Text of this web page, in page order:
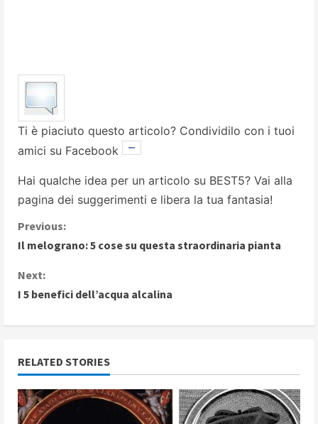
Ti è piaciuto questo articolo? Condividilo con i tuoi
amici su Facebook
Hai qualche idea per un articolo su BEST5? Vai alla
pagina dei suggerimenti e libera la tua fantasia!
C
n
t
n
u
Previous:
Il melograno: 5 cose su questa straordinaria pianta
Next:
I 5 benefici dell’acqua alcalina
RELATED STORIES